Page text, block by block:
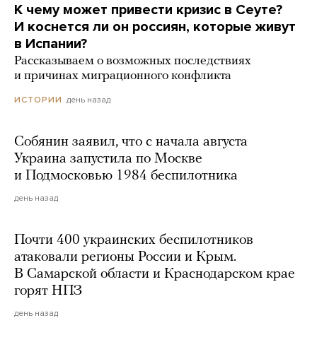
К чему может привести кризис в Сеуте?
И коснется ли он россиян, которые живут
в Испании?
Рассказываем о возможных последствиях
и причинах миграционного конфликта
ИСТОРИИ день назад
Собянин заявил, что с начала августа
Украина запустила по Москве
и Подмосковью 1984 беспилотника
день назад
Почти 400 украинских беспилотников
атаковали регионы России и Крым.
В Самарской области и Краснодарском крае
горят НПЗ
день назад